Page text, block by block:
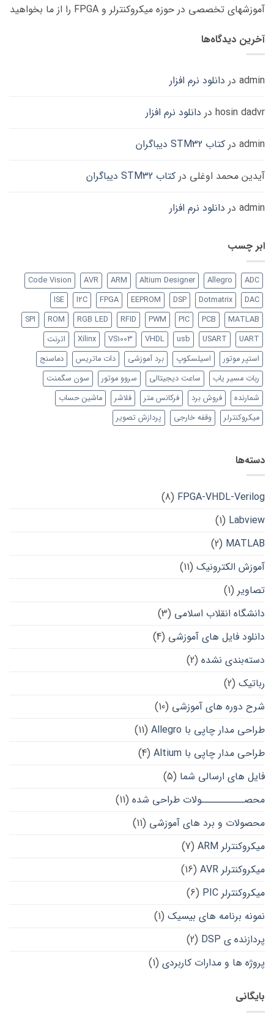
آموزشهای تخصصی در حوزه میکروکنترلر و FPGA را از ما بخواهید
آخرین دیدگاه‌ها
admin در دانلود نرم افزار
hosin dadvr در دانلود نرم افزار
admin در کتاب STM32 دیباگران
آیدین محمد اوغلی در کتاب STM32 دیباگران
admin در دانلود نرم افزار
ابر چسب
ADC
Allegro
Altium Designer
ARM
AVR
Code Vision
DAC
Dotmatrix
DSP
EEPROM
FPGA
I2C
ISE
MATLAB
PCB
PIC
PWM
RFID
RGB LED
ROM
SPI
UART
USART
usb
VHDL
VS1003
Xilinx
اترنت
استپر موتور
اسیلسکوپ برد آموزشی دات ماتریس
دماسنج
ربات مسیر یاب
ساعت دیجیتالی سروو موتور
سون سگمنت
شمارنده
فروش برد فرکانس متر فلاشر
ماشین حساب
میکروکنترلر
وقفه خارجی پردازش تصویر
دسته‌ها
FPGA-VHDL-Verilog
(8)
Labview
(1)
MATLAB
(2)
آموزش الکترونیک (11)
تصاویر (1)
دانشگاه انقلاب اسلامی (3)
دانلود فایل های آموزشی (4)
دسته‌بندی نشده (2)
رباتیک (2)
شرح دوره های آموزشی (10)
طراحی مدار چاپی با Allegro
(11)
طراحی مدار چاپی با Altium
(4)
فایل های ارسالی شما (5)
محصــــــــــولات طراحی شده (11)
محصولات و برد های آموزشی (11)
میکروکنترلر ARM
(7)
میکروکنترلر AVR
(16)
میکروکنترلر PIC
(6)
نمونه برنامه های بیسیک (1)
پردازنده ی DSP
(2)
پروژه ها و مدارات کاربردی (1)
بایگانی